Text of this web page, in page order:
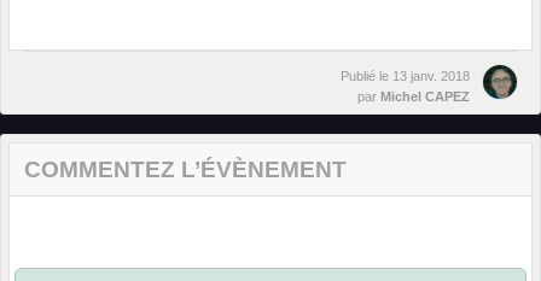
Publié le 13 janv. 2018
par Michel CAPEZ
COMMENTEZ L’ÉVÈNEMENT